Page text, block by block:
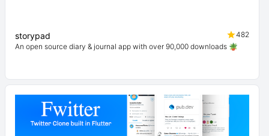
storypad
482
An open source diary & journal app with over 90,000 downloads 🪴